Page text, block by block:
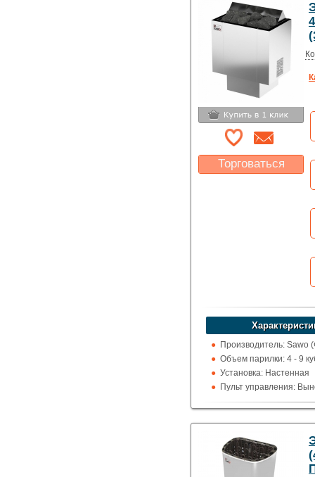
Торговаться
Производитель: Sawo
Объем парилки: 4 - 9
Установка: Настенная
Пульт управления:
100 град.)